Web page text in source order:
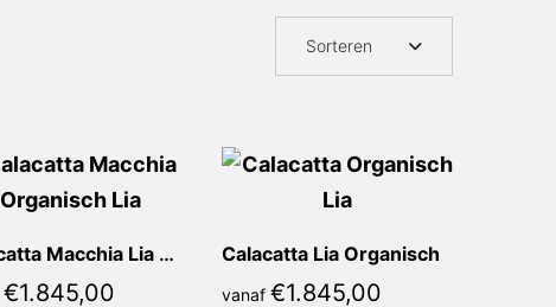
Sorteren
Calacatta Macchia Lia Organisch
€1.845,00
Calacatta Lia Organisch
vanaf €1.845,00